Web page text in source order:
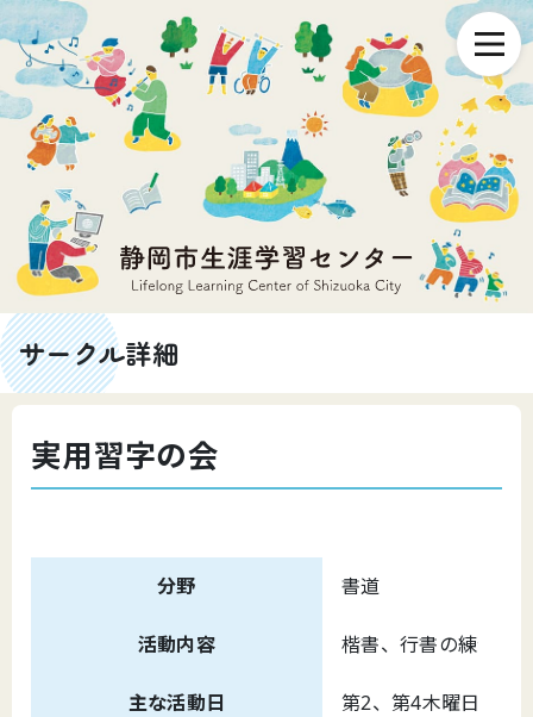
サークル詳細
実用習字の会
分野 書道
活動内容 楷書、行書の練習、
主な活動日 第2、第4木曜日 夜